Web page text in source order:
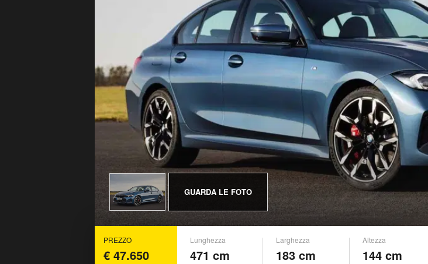
GUARDA LE FOTO
PREZZO
€ 47.650
Lunghezza
471 cm
Larghezza
183 cm
Altezza
144 cm